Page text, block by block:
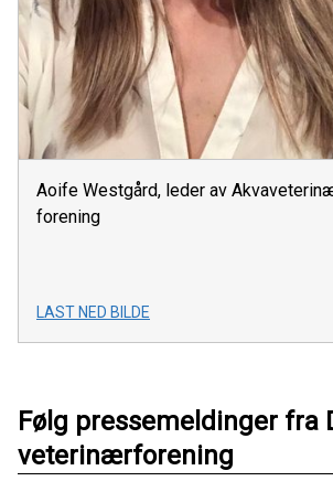
Aoife Westgård, leder av
forening
LAST NED BILDE
Følg pressemeldinger fra
veterinærforening